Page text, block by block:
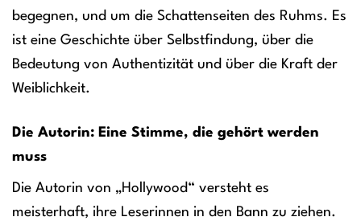
begegnen, und um die Schattenseiten des Ruhms. Es
ist eine Geschichte über Selbstfindung, über die
Bedeutung von Authentizität und über die Kraft der
Weiblichkeit.
Die Autorin: Eine Stimme, die gehört werden
muss
Die Autorin von „Hollywood“ versteht es
meisterhaft, ihre Leserinnen in den Bann zu ziehen.